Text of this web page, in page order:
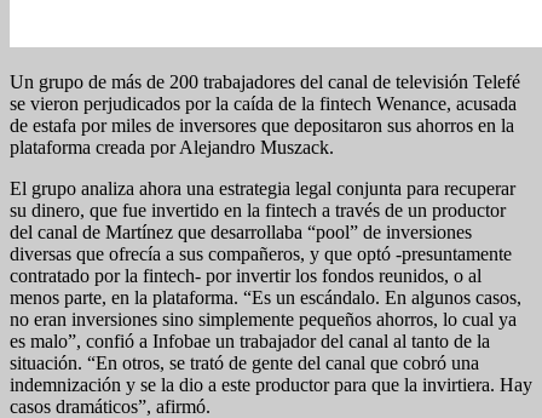
Un grupo de más de 200 trabajadores del canal de televisión Telefé
se vieron perjudicados por la caída de la fintech Wenance, acusada
de estafa por miles de inversores que depositaron sus ahorros en la
plataforma creada por Alejandro Muszack.
El grupo analiza ahora una estrategia legal conjunta para recuperar
su dinero, que fue invertido en la fintech a través de un productor
del canal de Martínez que desarrollaba “pool” de inversiones
diversas que ofrecía a sus compañeros, y que optó -presuntamente
contratado por la fintech- por invertir los fondos reunidos, o al
menos parte, en la plataforma. “Es un escándalo. En algunos casos,
no eran inversiones sino simplemente pequeños ahorros, lo cual ya
es malo”, confió a Infobae un trabajador del canal al tanto de la
situación. “En otros, se trató de gente del canal que cobró una
indemnización y se la dio a este productor para que la invirtiera. Hay
casos dramáticos”, afirmó.